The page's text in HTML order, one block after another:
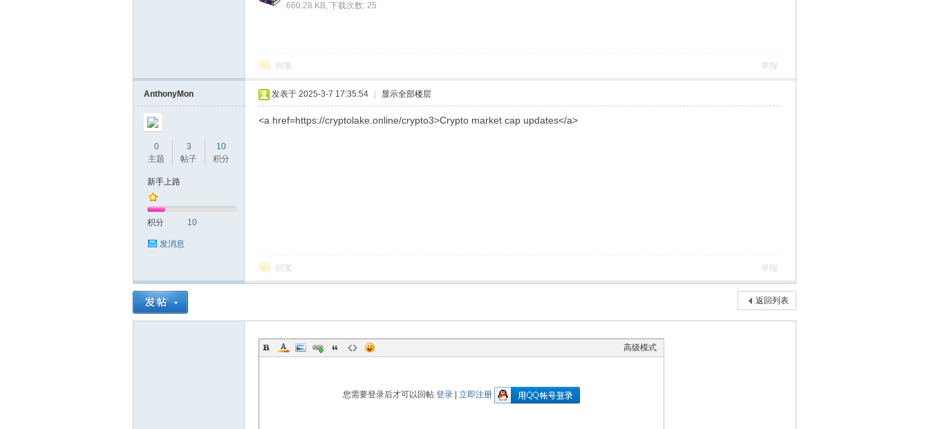
660.28 KB, 下载次数: 25
回复 举报
AnthonyMon
0
主题
3
帖子
10
积分
新手上路
积分 10
发消息
发表于 2025-3-7 17:35:54 显示全部楼层
<a href=https://cryptolake.online/crypto3>Crypto market cap updates</a>
回复 举报
返回列表
高级模式
您需要登录后才可以回帖 登录 立即注册